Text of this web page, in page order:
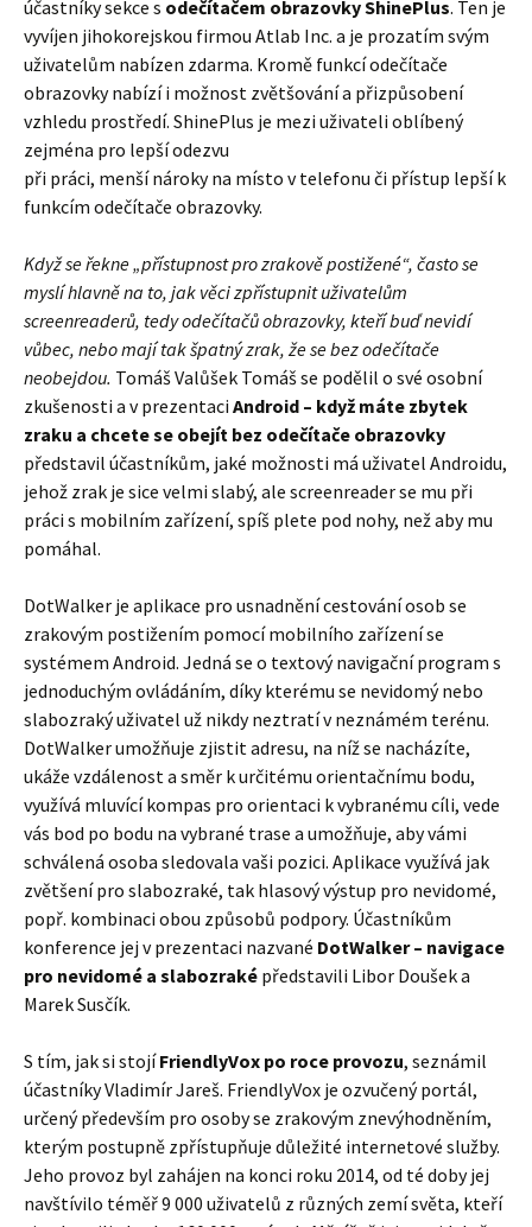
účastníky sekce s odečítačem obrazovky ShinePlus. Ten je
vyvíjen jihokorejskou firmou Atlab Inc. a je prozatím svým
uživatelům nabízen zdarma. Kromě funkcí odečítače
obrazovky nabízí i možnost zvětšování a přizpůsobení
vzhledu prostředí. ShinePlus je mezi uživateli oblíbený
zejména pro lepší odezvu
při práci, menší nároky na místo v telefonu či přístup lepší k
funkcím odečítače obrazovky.
Když se řekne „přístupnost pro zrakově postižené“, často se
myslí hlavně na to, jak věci zpřístupnit uživatelům
screenreaderů, tedy odečítačů obrazovky, kteří buď nevidí
vůbec, nebo mají tak špatný zrak, že se bez odečítače
neobejdou. Tomáš Valůšek Tomáš se podělil o své osobní
zkušenosti a v prezentaci Android – když máte zbytek
zraku a chcete se obejít bez odečítače obrazovky
představil účastníkům, jaké možnosti má uživatel Androidu,
jehož zrak je sice velmi slabý, ale screenreader se mu při
práci s mobilním zařízení, spíš plete pod nohy, než aby mu
pomáhal.
DotWalker je aplikace pro usnadnění cestování osob se
zrakovým postižením pomocí mobilního zařízení se
systémem Android. Jedná se o textový navigační program s
jednoduchým ovládáním, díky kterému se nevidomý nebo
slabozraký uživatel už nikdy neztratí v neznámém terénu.
DotWalker umožňuje zjistit adresu, na níž se nacházíte,
ukáže vzdálenost a směr k určitému orientačnímu bodu,
využívá mluvící kompas pro orientaci k vybranému cíli, vede
vás bod po bodu na vybrané trase a umožňuje, aby vámi
schválená osoba sledovala vaši pozici. Aplikace využívá jak
zvětšení pro slabozraké, tak hlasový výstup pro nevidomé,
popř. kombinaci obou způsobů podpory. Účastníkům
konference jej v prezentaci nazvané DotWalker – navigace
pro nevidomé a slabozraké představili Libor Doušek a
Marek Susčík.
S tím, jak si stojíFriendlyVox po roce provozu, seznámil
účastníky Vladimír Jareš. FriendlyVox je ozvučený portál,
určený především pro osoby se zrakovým znevýhodněním,
kterým postupně zpřístupňuje důležité internetové služby.
Jeho provoz byl zahájen na konci roku 2014, od té doby jej
navštívilo téměř 9 000 uživatelů z různých zemí světa, kteří